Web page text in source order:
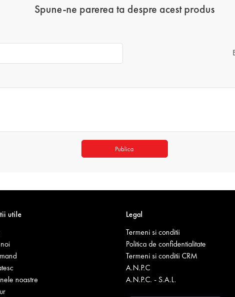
Spune-ne parerea ta despre acest produs
Publica
utile
noastre
Legal
Termeni si conditii
Politica de confidentialitate
Termeni si conditii CRM
A.N.P.C
A.N.P.C. - S.A.L.